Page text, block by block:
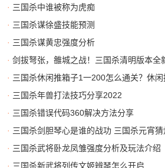
· 三国杀中谁被称为虎痴
· 三国杀谋徐盛技能预测
· 三国杀谋黄忠强度分析
· 剑拔弩张，雒城之战！三国杀清明版本全
· 三国杀休闲推箱子1一200怎么通关？休闲推箱子1一
· 三国杀年兽打法技巧分享2022
· 三国杀错误代码360解决方法分享
· 三国杀剑胆琴心是谁的战功 三国杀元宵猜灯谜答
· 三国杀武将卧龙凤雏强度分析及玩法介绍
· 三国杀新武将列传文姬辨琴怎么开启